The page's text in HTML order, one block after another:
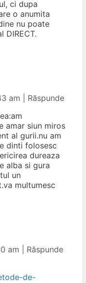
ci dupa
o anumita
nu poate
DIRECT.
am
Răspunde
amar siun miros
al gurii.nu am
dinti folosesc
dureaza
alba si gura
un
multumesc
am
Răspunde
de-